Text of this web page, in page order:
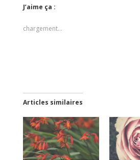
J’aime ça :
chargement…
Articles similaires